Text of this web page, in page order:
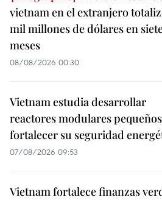
vietnam en el extranjero
mil millones de dólares en
meses
08/08/2026 00:30
Vietnam estudia desarrollar
reactores modulares
fortalecer su seguridad
07/08/2026 09:53
Vietnam fortalece finanzas